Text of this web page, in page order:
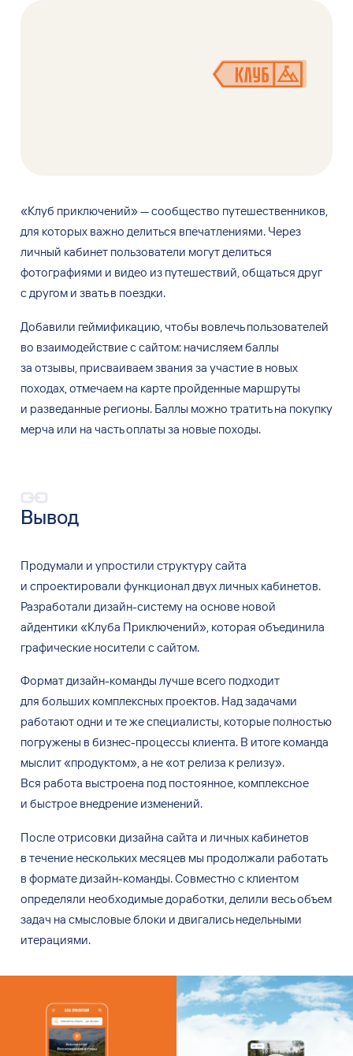
«Клуб приключений» — сообщество путешественников,
для которых важно делиться впечатлениями. Через
личный кабинет пользователи могут делиться
фотографиями и видео из путешествий, общаться друг
сдругом и звать в поездки.
Добавили геймификацию, чтобы вовлечь пользователей
во взаимодействие ссайтом: начисляем баллы
за отзывы, присваиваем звания за участие в новых
походах, отмечаем на карте пройденные маршруты
и разведанные регионы. Баллы можно тратить на покупку
мерча или на часть оплаты за новые походы.
Вывод
Продумали и упростили структуру сайта
и спроектировали функционал двух личных кабинетов.
Разработали дизайн-систему на основе новой
айдентики «Клуба Приключений», которая объединила
графические носители ссайтом.
Формат дизайн-команды лучше всего подходит
для больших комплексных проектов. Над задачами
работают одни и тежеспециалисты, которые полностью
погружены в бизнес-процессы клиента. В итоге команда
мыслит «продуктом», а не«от релиза к релизу».
Вся работа выстроена под постоянное, комплексное
и быстрое внедрение изменений.
После отрисовки дизайна сайта и личных кабинетов
в течение нескольких месяцев мы продолжали работать
в формате дизайн-команды. Совместно с клиентом
определяли необходимые доработки, делили весь объем
задач на смысловые блоки и двигались недельными
итерациями.